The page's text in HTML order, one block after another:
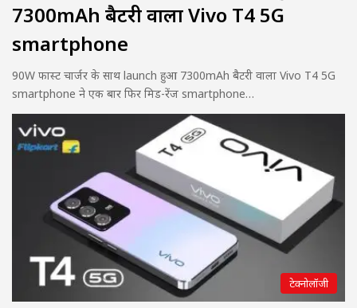
7300mAh बैटरी वाला Vivo T4 5G
smartphone
90W फास्ट चार्जर के साथ launch हुआ 7300mAh बैटरी वाला Vivo T4 5G
smartphone ने एक बार फिर मिड-रेंज smartphone…
टेक्नोलॉजी